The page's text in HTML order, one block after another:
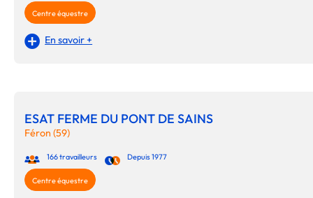
Centre équestre
En savoir +
ESAT FERME DU PONT DE SAINS
Féron (59)
166 travailleurs Depuis 1977
Centre équestre